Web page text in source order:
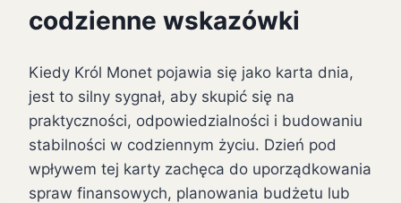
codzienne wskazówki
Kiedy Król Monet pojawia się jako karta dnia,
jest to silny sygnał, aby skupić się na
praktyczności, odpowiedzialności i budowaniu
stabilności w codziennym życiu. Dzień pod
wpływem tej karty zachęca do uporządkowania
spraw finansowych, planowania budżetu lub